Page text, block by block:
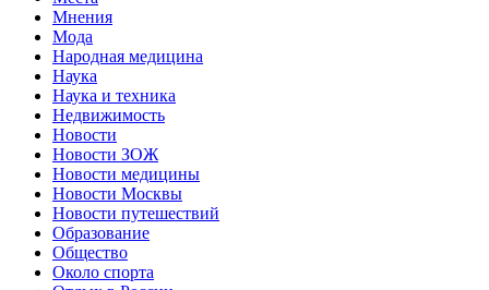
Мнения
Мода
Народная медицина
Наука
Наука и техника
Недвижимость
Новости
Новости ЗОЖ
Новости медицины
Новости Москвы
Новости путешествий
Образование
Общество
Около спорта